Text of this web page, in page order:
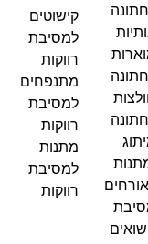
קישוטים
למסיבת
רווקות
מתנפחים
למסיבת
רווקות
מתנות
למסיבת
רווקות